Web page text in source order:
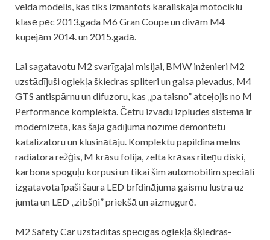
veida modelis, kas tiks izmantots karaliskajā motociklu
klasē pēc 2013.gada M6 Gran Coupe un divām M4
kupejām 2014. un 2015.gadā.
Lai sagatavotu M2 svarīgajai misijai, BMW inženieri M2
uzstādījuši oglekļa šķiedras spliteri un gaisa pievadus, M4
GTS antispārnu un difuzoru, kas „pa taisno” atceļojis no M
Performance komplekta. Četru izvadu izplūdes sistēma ir
modernizēta, kas šajā gadījumā nozīmē demontētu
katalizatoru un klusinātāju. Komplektu papildina melns
radiatora režģis, M krāsu folija, zelta krāsas riteņu diski,
karbona spoguļu korpusi un tikai šim automobilim speciāli
izgatavota īpaši šaura LED brīdinājuma gaismu lustra uz
jumta un LED „zibšņi” priekšā un aizmugurē.
M2 Safety Car uzstādītas spēcīgas oglekļa šķiedras-